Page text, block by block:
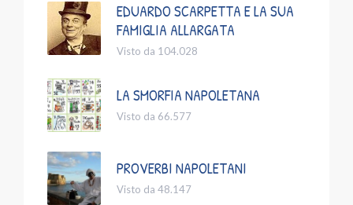
EDUARDO SCARPETTA E LA SUA
FAMIGLIA ALLARGATA
Visto da 104.028
LA SMORFIA NAPOLETANA
Visto da 66.577
PROVERBI NAPOLETANI
Visto da 48.147